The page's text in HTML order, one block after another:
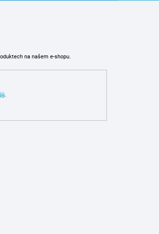
na našem e-shopu.
.